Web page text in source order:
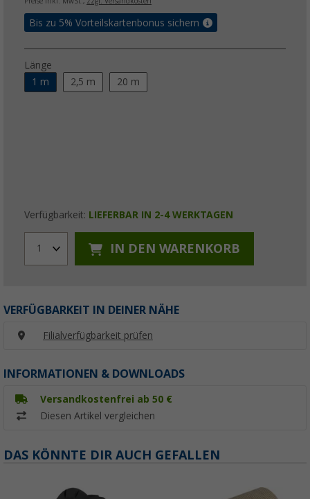
Bis zu 5% Vorteilskartenbonus sichern
Länge
1 m
2,5 m 20 m
Verfügbarkeit: LIEFERBAR IN 2-4 WERKTAGEN
1 IN DEN WARENKORB
VERFÜGBARKEIT IN DEINER NÄHE
Filialverfügbarkeit prüfen
INFORMATIONEN & DOWNLOADS
Versandkostenfrei ab 50 €
Diesen Artikel vergleichen
DAS KÖNNTE DIR AUCH GEFALLEN